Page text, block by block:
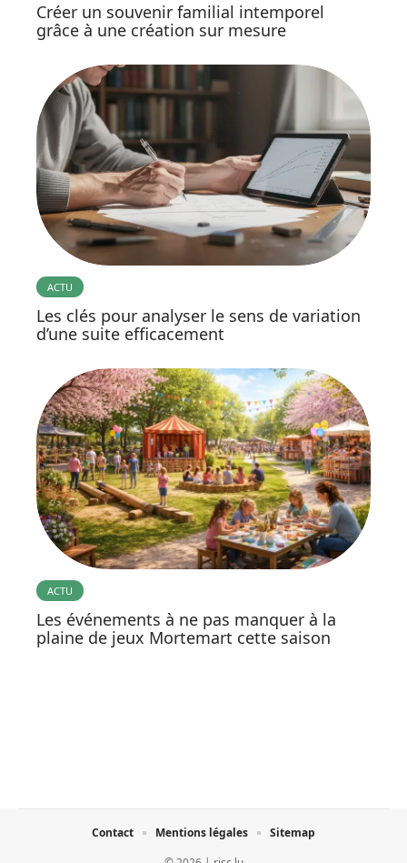
Créer un souvenir familial intemporel
grâce à une création sur mesure
ACTU
Les clés pour analyser le sens de variation
d’une suite efficacement
ACTU
Les événements à ne pas manquer à la
plaine de jeux Mortemart cette saison
Contact Mentions légales Sitemap